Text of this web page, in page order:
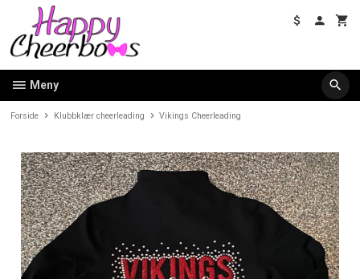
innholdet
Meny
Forside Klubbklær cheerleading Vikings Cheerleading